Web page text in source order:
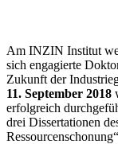
Am INZIN Institut
sich engagierte
Zukunft der
11. September 2018
erfolgreich
drei Dissertationen